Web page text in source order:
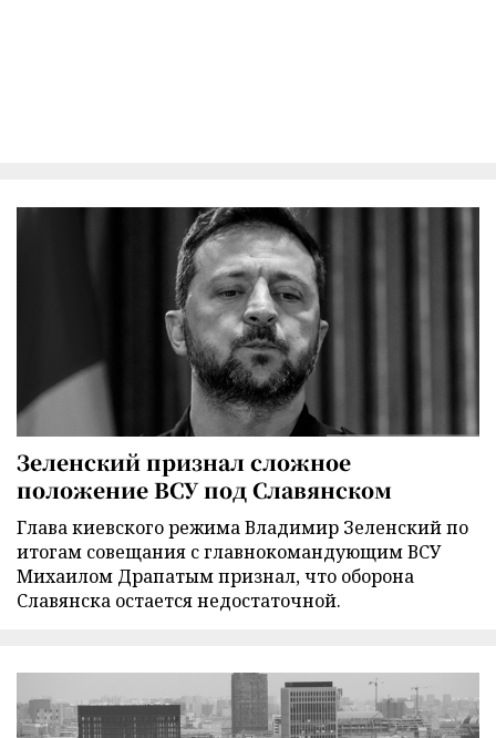
Зеленский признал сложное
положение ВСУ под Славянском
Глава киевского режима Владимир Зеленский по
итогам совещания с главнокомандующим ВСУ
Михаилом Драпатым признал, что оборона
Славянска остается недостаточной.